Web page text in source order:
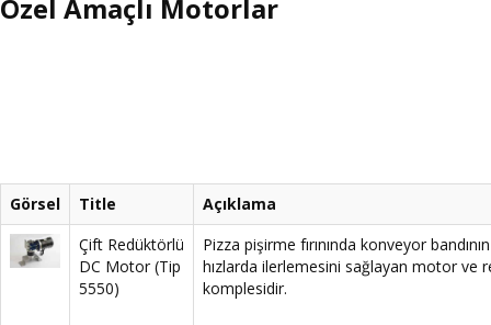
Özel Amaçlı Motorlar
Görsel Title
Açıklama
Çift Redüktörlü
DC Motor (Tip
5550)
Pizza pişirme fırınında konveyor
hızlarda ilerlemesini sağlayan motor ve
komplesidir.